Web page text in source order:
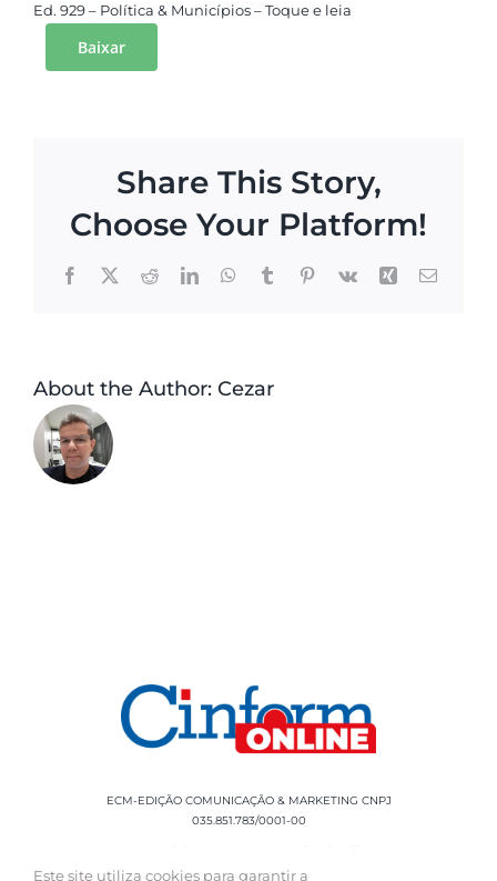
Ed. 929 – Política & Municípios – Toque e leia
Baixar
Share This Story,
Choose Your Platform!
Facebook
X RedditLinkedInWhatsApp
TumblrPinterest
Vk Xing Email
About the Author: Cezar
ECM-EDIÇÃO COMUNICAÇÃO & MARKETING CNPJ
035.851.783/0001-00
Rua Sílvio Cesar Leite, 90 Salgado Filho -
Aracaju, SE, CEP: 49020-060 Fone: +55 79
Este site utiliza cookies para garantir a